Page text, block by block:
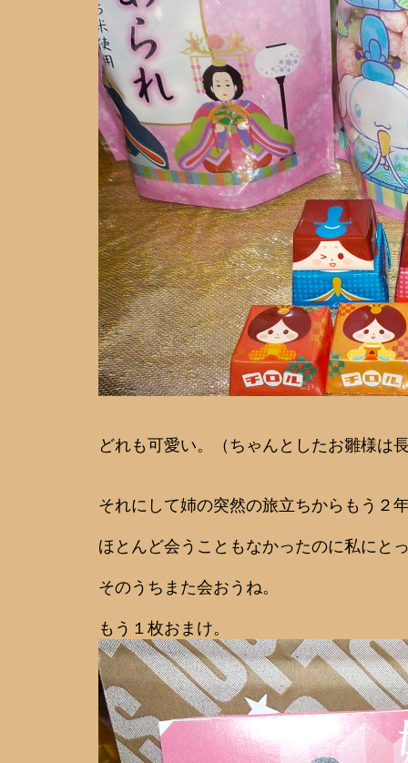
どれも可愛い。（ちゃんとしたお雛様は
それにして姉の突然の旅立ちからもう２
ほとんど会うこともなかったのに私にと
そのうちまた会おうね。
もう１枚おまけ。